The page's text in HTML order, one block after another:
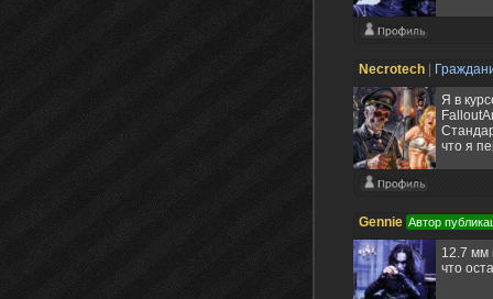
Necrotech
Я в
что я
Gennie Автор
12.7 мм
что